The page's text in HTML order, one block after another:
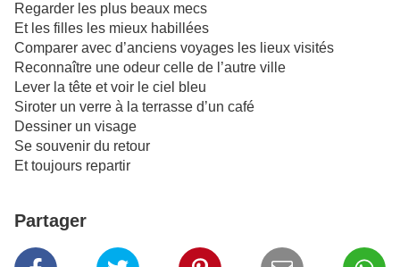
Regarder les plus beaux mecs
Et les filles les mieux habillées
Comparer avec d’anciens voyages les lieux visités
Reconnaître une odeur celle de l’autre ville
Lever la tête et voir le ciel bleu
Siroter un verre à la terrasse d’un café
Dessiner un visage
Se souvenir du retour
Et toujours repartir
Partager